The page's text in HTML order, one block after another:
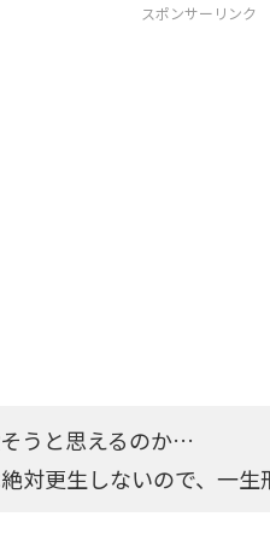
スポンサーリンク
うと思えるのか…
対更生しないので、一